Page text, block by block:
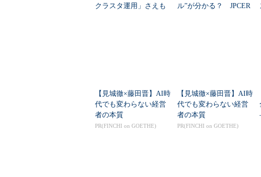
レベルの正常性検出」を有効にすると、フ
ースに障害が発生した場合にも自動的にフェ
（図27-3）。
CREATE AVAILABILITY
クラスタ運用」さえも
ル”が分かる？ JPCER
【見城徹×藤田晋】AI時
代でも変わらない経営
者の本質
PR(FINCHI on GOETHE)
【見城徹×藤田晋】AI時
代でも変わらない経営
者の本質
PR(FINCHI on GOETHE)